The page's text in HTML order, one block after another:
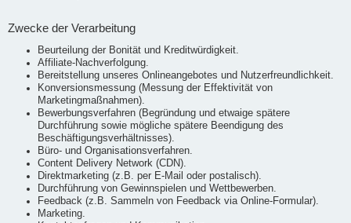
Zwecke der Verarbeitung
Beurteilung der Bonität und Kreditwürdigkeit.
Affiliate-Nachverfolgung.
Bereitstellung unseres Onlineangebotes und Nutzerfreundlichkeit.
Konversionsmessung (Messung der Effektivität von
Marketingmaßnahmen).
Bewerbungsverfahren (Begründung und etwaige spätere
Durchführung sowie mögliche spätere Beendigung des
Beschäftigungsverhältnisses).
Büro- und Organisationsverfahren.
Content Delivery Network (CDN).
Direktmarketing (z.B. per E-Mail oder postalisch).
Durchführung von Gewinnspielen und Wettbewerben.
Feedback (z.B. Sammeln von Feedback via Online-Formular).
Marketing.